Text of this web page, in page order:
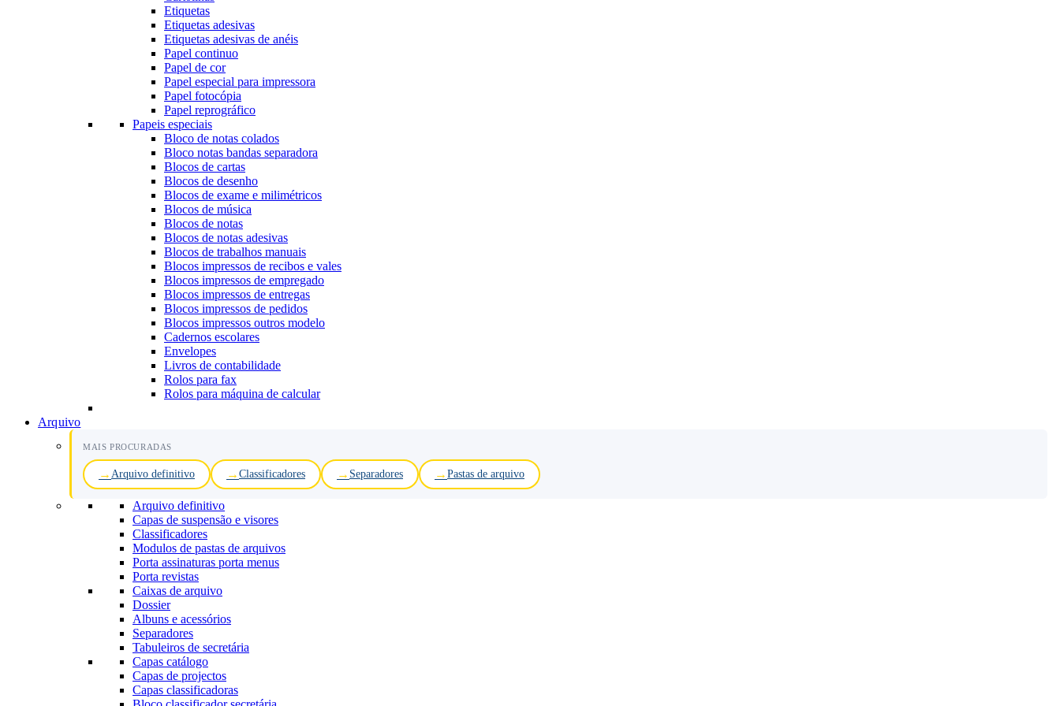
Etiquetas
Etiquetas adesivas
Etiquetas adesivas de anéis
Papel continuo
Papel de cor
Papel especial para impressora
Papel fotocópia
Papel reprográfico
Papeis especiais
Bloco de notas colados
Bloco notas bandas separadora
Blocos de cartas
Blocos de desenho
Blocos de exame e milimétricos
Blocos de música
Blocos de notas
Blocos de notas adesivas
Blocos de trabalhos manuais
Blocos impressos de recibos e vales
Blocos impressos de empregado
Blocos impressos de entregas
Blocos impressos de pedidos
Blocos impressos outros modelo
Cadernos escolares
Envelopes
Livros de contabilidade
Rolos para fax
Rolos para máquina de calcular
Arquivo
MAIS PROCURADAS
Arquivo definitivo Classificadores Separadores Pastas de arquivo
Arquivo definitivo
Capas de suspensão e visores
Classificadores
Modulos de pastas de arquivos
Porta assinaturas porta menus
Porta revistas
Caixas de arquivo
Dossier
Albuns e acessórios
Separadores
Tabuleiros de secretária
Capas catálogo
Capas de projectos
Capas classificadoras